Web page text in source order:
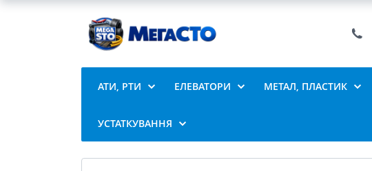
АТИ, РТИ ЕЛЕВАТОРИ МЕТАЛ, ПЛАСТИК
УСТАТКУВАННЯ